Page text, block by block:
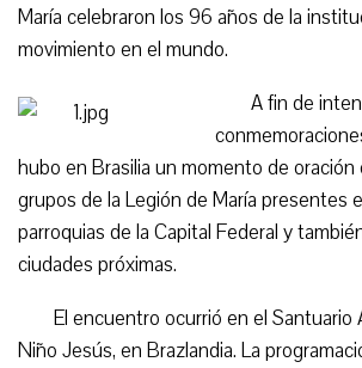
María celebraron los 96 años de la
movimiento en el mundo.
A fin de
hubo en Brasilia un momento de
grupos de la Legión de María presentes
parroquias de la Capital Federal y
ciudades próximas.
El encuentro ocurrió en el Santuario
Niño Jesús, en Brazlandia. La